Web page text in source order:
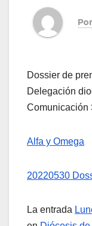
Por
Dossier de
Delegación
Comunicación
Alfa y Omega
20220530
La entrada